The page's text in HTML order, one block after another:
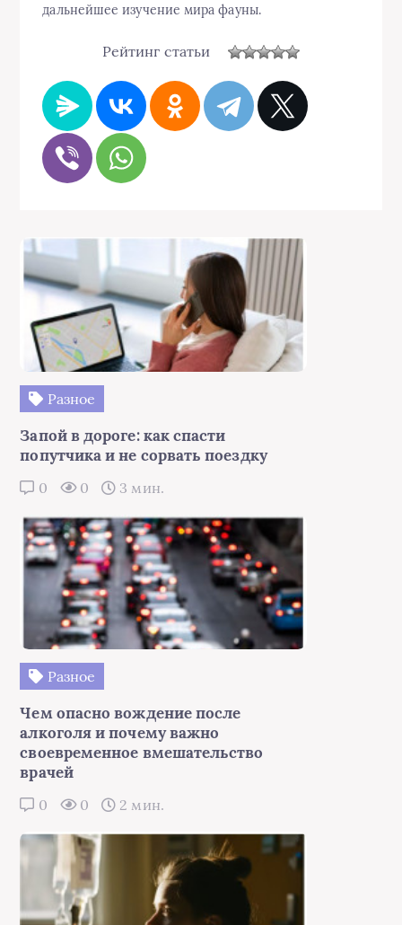
дальнейшее изучение мира фауны.
Рейтинг статьи
Разное
Запой в дороге: как спасти
попутчика и не сорвать поездку
0 0 3 мин.
Разное
Чем опасно вождение после
алкоголя и почему важно
своевременное вмешательство
врачей
0 0 2 мин.